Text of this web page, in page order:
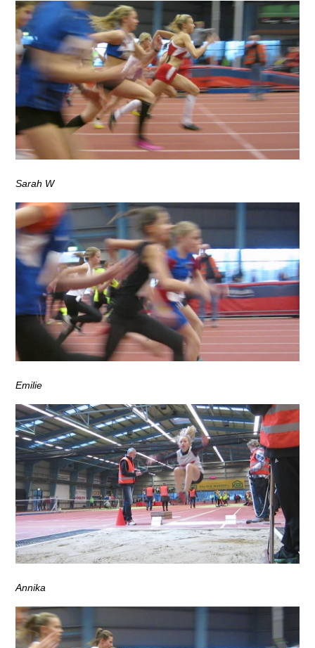
Sarah W
Emilie
Annika